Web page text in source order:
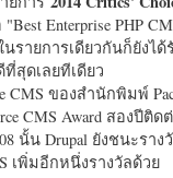
"Best Enterprise PHP
รายการเดียวกันก็ยังได้
ที่สุดเลยทีเดียว
CMS ของสำนักพิมพ์
CMS Award สองปีติ
นั้น Drupal ยังชนะราง
เพิ่มอีกหนึ่งรางวัลด้วย